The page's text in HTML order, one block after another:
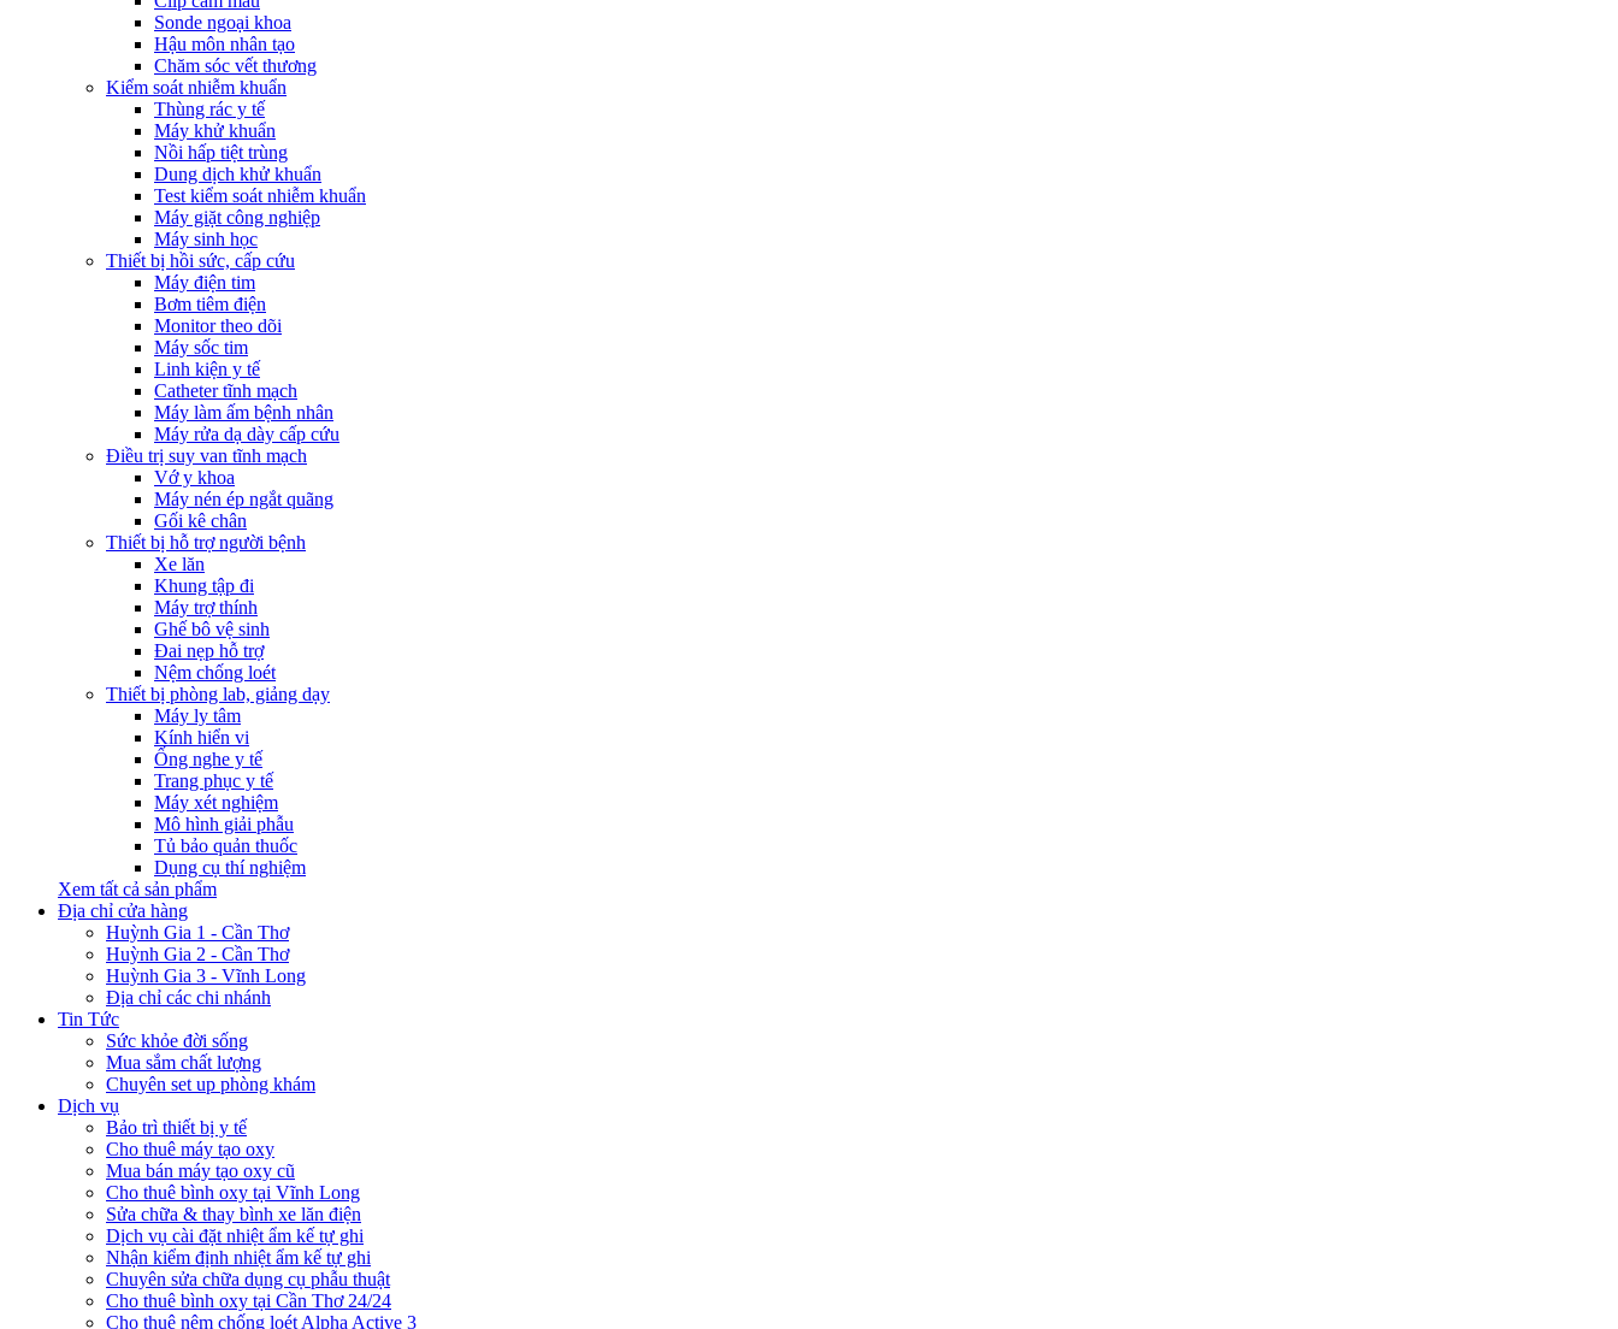
Sonde ngoại khoa
Hậu môn nhân tạo
Chăm sóc vết thương
Kiểm soát nhiễm khuẩn
Thùng rác y tế
Máy khử khuẩn
Nồi hấp tiệt trùng
Dung dịch khử khuẩn
Test kiểm soát nhiễm khuẩn
Máy giặt công nghiệp
Máy sinh học
Thiết bị hồi sức, cấp cứu
Máy điện tim
Bơm tiêm điện
Monitor theo dõi
Máy sốc tim
Linh kiện y tế
Catheter tĩnh mạch
Máy làm ấm bệnh nhân
Máy rửa dạ dày cấp cứu
Điều trị suy van tĩnh mạch
Vớ y khoa
Máy nén ép ngắt quãng
Gối kê chân
Thiết bị hỗ trợ người bệnh
Xe lăn
Khung tập đi
Máy trợ thính
Ghế bô vệ sinh
Đai nẹp hỗ trợ
Nệm chống loét
Thiết bị phòng lab, giảng dạy
Máy ly tâm
Kính hiển vi
Ống nghe y tế
Trang phục y tế
Máy xét nghiệm
Mô hình giải phẫu
Tủ bảo quản thuốc
Dụng cụ thí nghiệm
Xem tất cả sản phẩm
Địa chỉ cửa hàng
Huỳnh Gia 1 - Cần Thơ
Huỳnh Gia 2 - Cần Thơ
Huỳnh Gia 3 - Vĩnh Long
Địa chỉ các chi nhánh
Tin Tức
Sức khỏe đời sống
Mua sắm chất lượng
Chuyên set up phòng khám
Dịch vụ
Bảo trì thiết bị y tế
Cho thuê máy tạo oxy
Mua bán máy tạo oxy cũ
Cho thuê bình oxy tại Vĩnh Long
Sửa chữa & thay bình xe lăn điện
Dịch vụ cài đặt nhiệt ẩm kế tự ghi
Nhận kiểm định nhiệt ẩm kế tự ghi
Chuyên sửa chữa dụng cụ phẫu thuật
Cho thuê bình oxy tại Cần Thơ 24/24
Cho thuê nệm chống loét Alpha Active 3